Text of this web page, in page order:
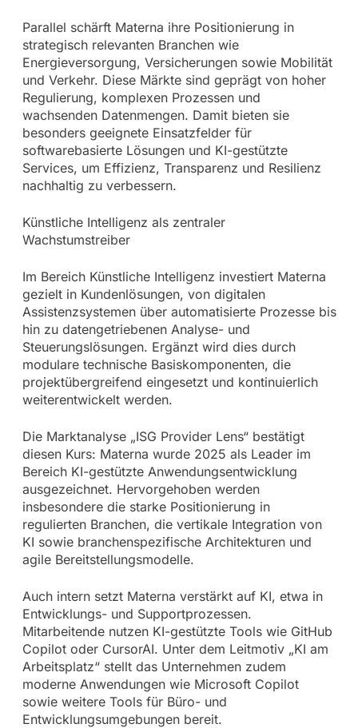
Parallel schärft Materna ihre Positionierung in
strategisch relevanten Branchen wie
Energieversorgung, Versicherungen sowie Mobilität
und Verkehr. Diese Märkte sind geprägt von hoher
Regulierung, komplexen Prozessen und
wachsenden Datenmengen. Damit bieten sie
besonders geeignete Einsatzfelder für
softwarebasierte Lösungen und KI-gestützte
Services, um Effizienz, Transparenz und Resilienz
nachhaltig zu verbessern.
Künstliche Intelligenz als zentraler
Wachstumstreiber
Im Bereich Künstliche Intelligenz investiert Materna
gezielt in Kundenlösungen, von digitalen
Assistenzsystemen über automatisierte Prozesse bis
hin zu datengetriebenen Analyse- und
Steuerungslösungen. Ergänzt wird dies durch
modulare technische Basiskomponenten, die
projektübergreifend eingesetzt und kontinuierlich
weiterentwickelt werden.
Die Marktanalyse „ISG Provider Lens“ bestätigt
diesen Kurs: Materna wurde 2025 als Leader im
Bereich KI-gestützte Anwendungsentwicklung
ausgezeichnet. Hervorgehoben werden
insbesondere die starke Positionierung in
regulierten Branchen, die vertikale Integration von
KI sowie branchenspezifische Architekturen und
agile Bereitstellungsmodelle.
Auch intern setzt Materna verstärkt auf KI, etwa in
Entwicklungs- und Supportprozessen.
Mitarbeitende nutzen KI-gestützte Tools wie GitHub
Copilot oder CursorAI. Unter dem Leitmotiv „KI am
Arbeitsplatz“ stellt das Unternehmen zudem
moderne Anwendungen wie Microsoft Copilot
sowie weitere Tools für Büro- und
Entwicklungsumgebungen bereit.